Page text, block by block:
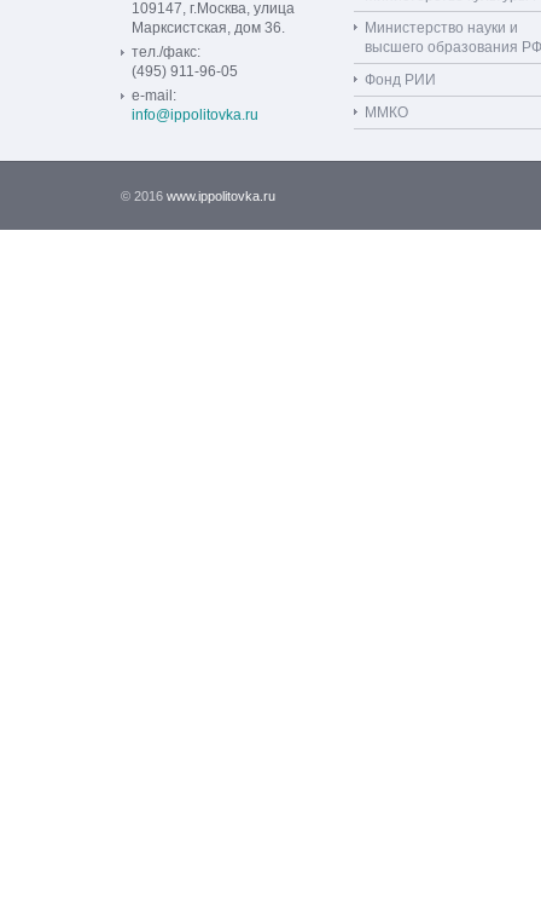
109147, г.Москва, улица
Марксистская, дом 36.
тел./факс:
(495) 911-96-05
e-mail:
info@ippolitovka.ru
Министерство науки и
высшего образования РФ
Фонд РИИ
ММКО
© 2016 www.ippolitovka.ru